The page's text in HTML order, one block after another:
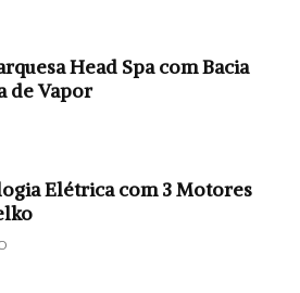
Head Spa com Bacia
de Vapor
Elétrica com 3 Motores